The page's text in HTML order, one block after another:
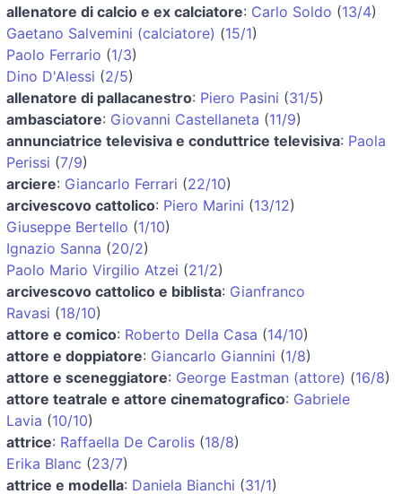
allenatore di calcio e ex calciatore: Carlo Soldo (13/4)
Gaetano Salvemini (calciatore) (15/1)
Paolo Ferrario (1/3)
Dino D'Alessi (2/5)
allenatore di pallacanestro: Piero Pasini (31/5)
ambasciatore: Giovanni Castellaneta (11/9)
annunciatrice televisiva e conduttrice televisiva: Paola
Perissi (7/9)
arciere: Giancarlo Ferrari (22/10)
arcivescovo cattolico: Piero Marini (13/12)
Giuseppe Bertello (1/10)
Ignazio Sanna (20/2)
Paolo Mario Virgilio Atzei (21/2)
arcivescovo cattolico e biblista: Gianfranco
Ravasi (18/10)
attore e comico: Roberto Della Casa (14/10)
attore e doppiatore: Giancarlo Giannini (1/8)
attore e sceneggiatore: George Eastman (attore) (16/8)
attore teatrale e attore cinematografico: Gabriele
Lavia (10/10)
attrice: Raffaella De Carolis (18/8)
Erika Blanc (23/7)
attrice e modella: Daniela Bianchi (31/1)